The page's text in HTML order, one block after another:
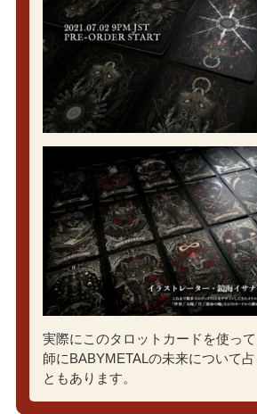
実際にこのタロットカードを使っ
師にBABYMETALの未来について
ともあります。